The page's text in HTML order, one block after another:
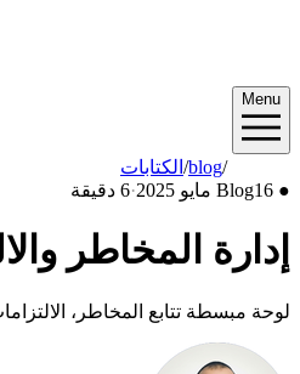
Menu
الكتابات /blog/2025/05
●
Blog16 مايو 2025 ·6 دقيقة
إدارة المخاطر
لوحة مبسطة تتابع المخاطر،